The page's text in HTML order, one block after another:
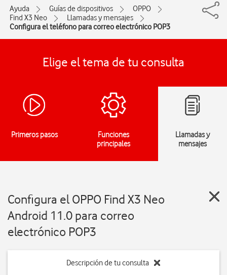
Ayuda Guías de dispositivos
OPPO
Find X3 Neo
Llamadas y mensajes
Configura el teléfono para correo electrónico POP3
Elige el tema de tu consulta
Primeros pasos
Funciones
principales
Llamadas y
mensajes
Configura el OPPO Find X3 Neo
Android 11.0 para correo
electrónico POP3
Descripción de tu consulta